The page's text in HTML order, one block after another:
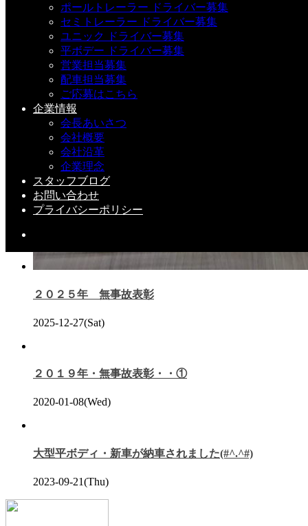
ポールトレーラー ドライバー募集
セミトレーラー ドライバー募集
ユニック ドライバー募集
平ボデー ドライバー募集
営業担当募集
配車担当募集
ご応募はこちら
企業情報
会長あいさつ
会社概要
会社沿革
企業理念
スタッフブログ
お問い合わせ
プライバシーポリシー
２０２５年 無事故表彰
2025-12-27(Sat)
２０１９年・無事故表彰・・①
2020-01-08(Wed)
大型平ボディ・新車が納車されました(#^.^#)
2023-09-21(Thu)